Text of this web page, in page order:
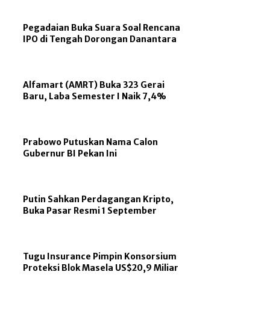
Pegadaian Buka Suara Soal Rencana
IPO di Tengah Dorongan Danantara
Alfamart (AMRT) Buka 323 Gerai
Baru, Laba Semester I Naik 7,4%
Prabowo Putuskan Nama Calon
Gubernur BI Pekan Ini
Putin Sahkan Perdagangan Kripto,
Buka Pasar Resmi 1 September
Tugu Insurance Pimpin Konsorsium
Proteksi Blok Masela US$20,9 Miliar